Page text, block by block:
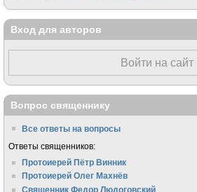
Вход для авторов
Войти на сайт
Вопрос священнику
Все ответы на вопросы
Ответы священников:
Протоиерей Пётр Винник
Протоиерей Олег Махнёв
Священник Федор Людоговский